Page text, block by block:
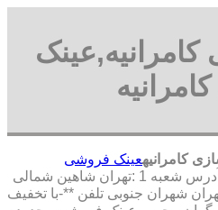
کامرانیهعینک فروشی
,آدرس شعبه 1 :تهران شاهین شمالی
متری گلستان شعبه 2 :تهران شهران جنوبی تلفن **-با تخفیف